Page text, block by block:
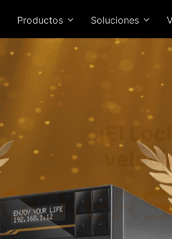
Productos Soluciones
¡El